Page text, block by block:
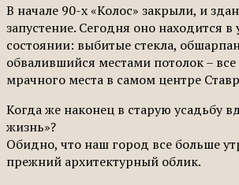
В начале 90-х «Колос» закрыли, и
запустение. Сегодня оно находится
состоянии: выбитые стекла,
обвалившийся местами потолок –
мрачного места в самом центре
Когда же наконец в старую усадьбу
жизнь»?
Обидно, что наш город все больше
прежний архитектурный облик.